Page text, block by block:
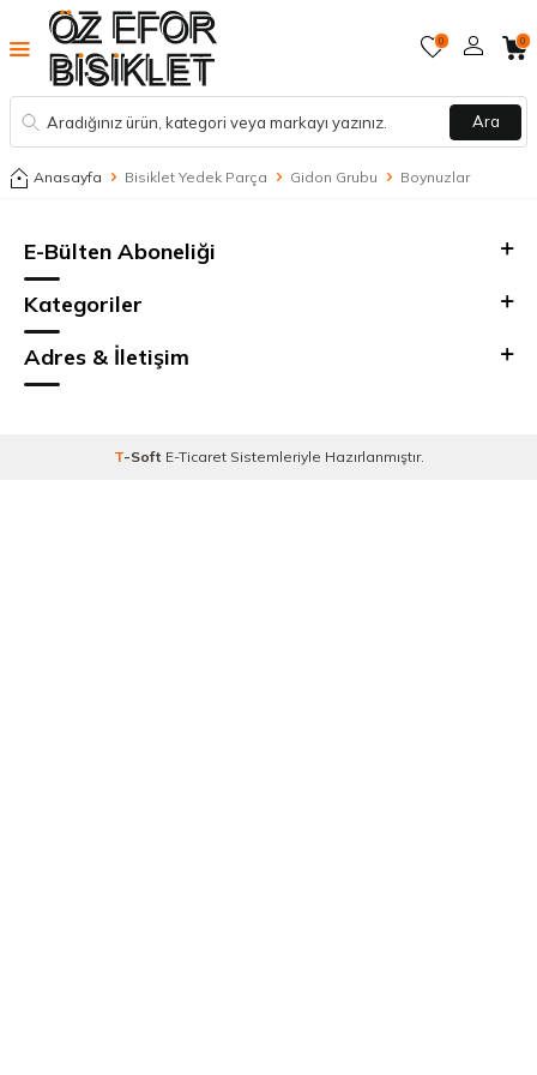
Ara
0 0
Anasayfa Bisiklet Yedek Parça Gidon Grubu Boynuzlar
E-Bülten Aboneliği
Kategoriler
Adres & İletişim
T-Soft E-TicaretSistemleriyle Hazırlanmıştır.